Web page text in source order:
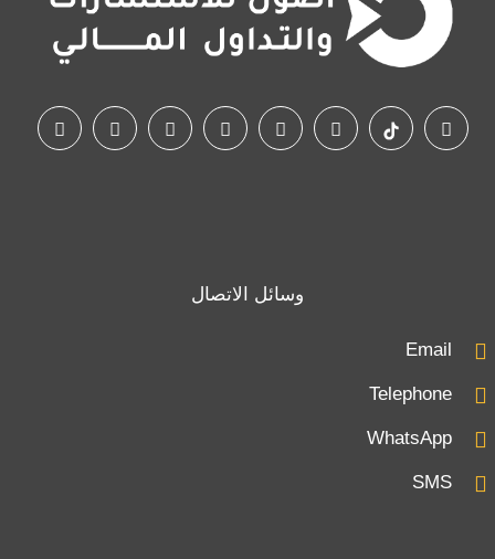
وسائل الاتصال
Email
Telephone
WhatsApp
SMS